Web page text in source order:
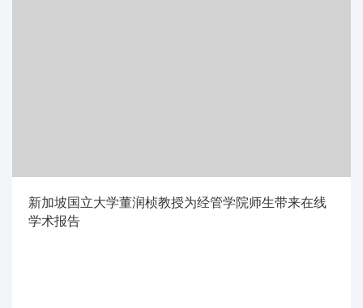
新加坡国立大学董润桢教授为经管学院师生带来在线
学术报告